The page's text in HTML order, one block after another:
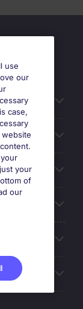
use
our
case,
your
of
our